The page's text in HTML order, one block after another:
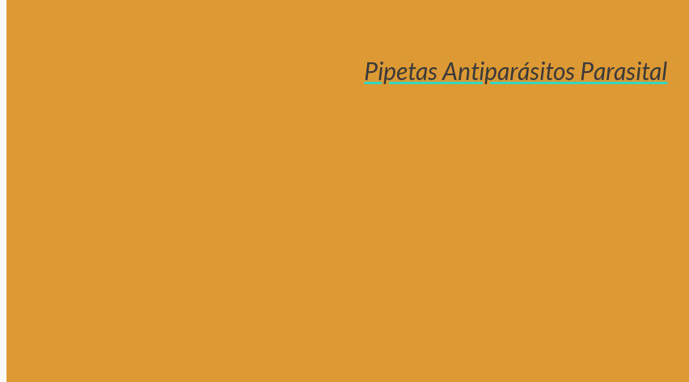
Pipetas Antiparásitos Parasital